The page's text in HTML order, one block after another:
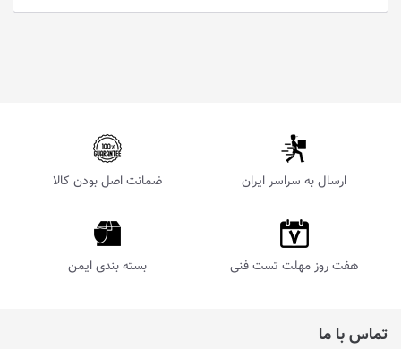
ارسال به سراسر ایران ضمانت اصل بودن کالا
هفت روز مهلت تست فنی بسته بندی ایمن
تماس با ما